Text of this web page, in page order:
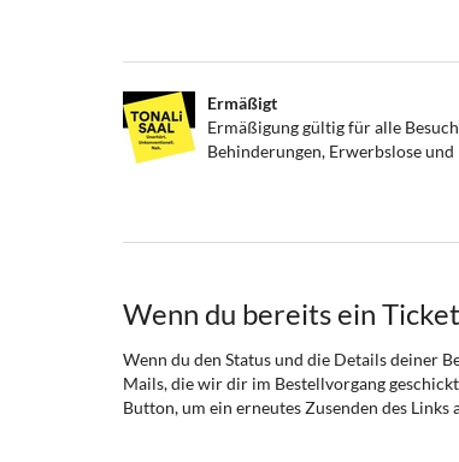
Ermäßigt
Ermäßigung gültig für alle
Behinderungen, Erwerbslose
Wenn du bereits ein
Wenn du den Status und die Details deiner
Mails, die wir dir im Bestellvorgang
Button, um ein erneutes Zusenden des Links